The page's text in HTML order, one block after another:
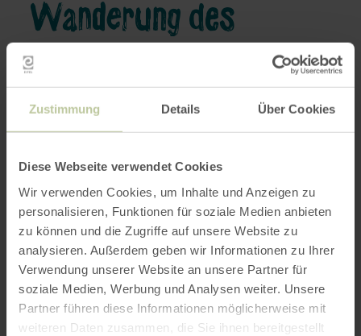
Zustimmung Details Über Cookies
Diese Webseite verwendet Cookies
Wir verwenden Cookies, um Inhalte und Anzeigen zu
personalisieren, Funktionen für soziale Medien anbieten
zu können und die Zugriffe auf unsere Website zu
analysieren. Außerdem geben wir Informationen zu Ihrer
Verwendung unserer Website an unsere Partner für
soziale Medien, Werbung und Analysen weiter. Unsere
Partner führen diese Informationen möglicherweise mit
weiteren Daten zusammen, die Sie ihnen bereitgestellt
Wanderung des
Eifelvereins OG
Rurberg-Woffelsbach
05/12/2026
14:00
Randonnée gourmande avec le Verein Eifel
Rurberg-Woffelsbach